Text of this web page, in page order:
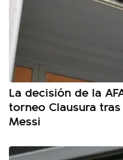
La decisión de la
torneo Clausura
Messi